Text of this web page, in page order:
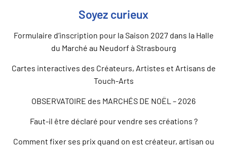
Soyez curieux
Formulaire d’inscription pour la Saison 2027 dans la Halle
du Marché au Neudorf à Strasbourg
Cartes interactives des Créateurs, Artistes et Artisans de
Touch-Arts
OBSERVATOIRE des MARCHÉS DE NOËL – 2026
Faut-il être déclaré pour vendre ses créations ?
Comment fixer ses prix quand on est créateur, artisan ou